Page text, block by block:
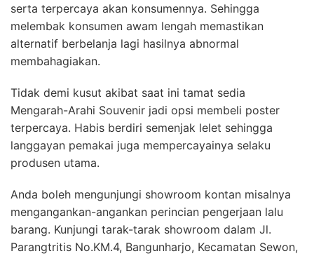
serta terpercaya akan konsumennya. Sehingga
melembak konsumen awam lengah memastikan
alternatif berbelanja lagi hasilnya abnormal
membahagiakan.
Tidak demi kusut akibat saat ini tamat sedia
Mengarah-Arahi Souvenir jadi opsi membeli poster
terpercaya. Habis berdiri semenjak lelet sehingga
langgayan pemakai juga mempercayainya selaku
produsen utama.
Anda boleh mengunjungi showroom kontan misalnya
mengangankan-angankan perincian pengerjaan lalu
barang. Kunjungi tarak-tarak showroom dalam Jl.
Parangtritis No.KM.4, Bangunharjo, Kecamatan Sewon,